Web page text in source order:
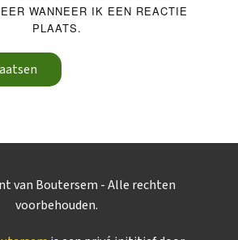
WANNEER IK EEN REACTIE
PLAATS.
van Boutersem - Alle rechten
voorbehouden.